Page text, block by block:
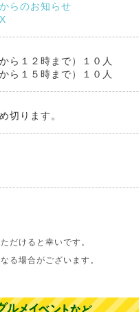
らのお知らせ
ら１２時まで）１０人
ら１５時まで）１０人
切ります。
だけると幸いです。
る場合がございます。